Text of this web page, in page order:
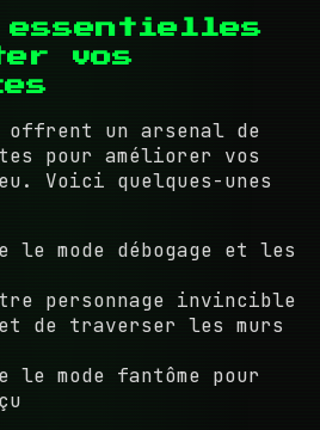
essentielles
vos
offrent un arsenal de
pour améliorer vos
Voici quelques-unes
mode débogage et les
personnage invincible
de traverser les murs
mode fantôme pour